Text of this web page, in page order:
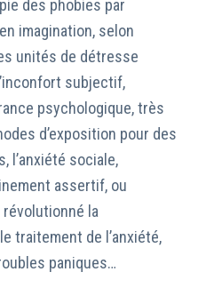
des phobies par
imagination, selon
unités de détresse
subjectif,
psychologique, très
d’exposition pour des
l’anxiété sociale,
assertif, ou
la
traitement de l’anxiété,
paniques…